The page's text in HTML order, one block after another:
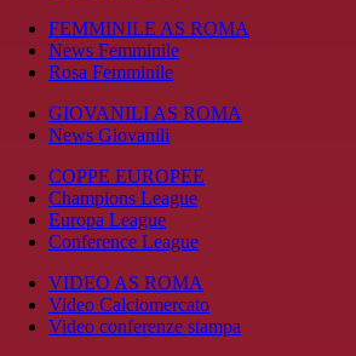
FEMMINILE AS ROMA
News Femminile
Rosa Femminile
GIOVANILI AS ROMA
News Giovanili
COPPE EUROPEE
Champions League
Europa League
Conference League
VIDEO AS ROMA
Video Calciomercato
Video conferenze stampa